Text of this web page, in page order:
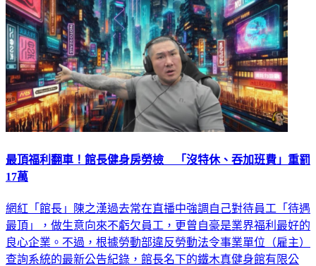
最頂福利翻車！館長健身房勞檢 「沒特休、吞加班費」重罰
網紅「館長」陳之漢過去常在直播中強調自己對待員工「待遇
最頂」，做生意向來不虧欠員工，更曾自豪是業界福利最好的
良心企業。不過，根據勞動部違反勞動法令事業單位（雇主）